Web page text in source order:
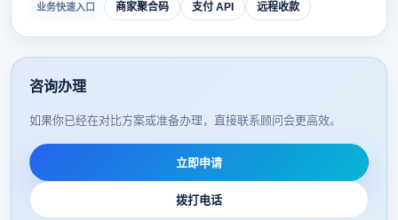
业务快速入口 商家聚合码 支付 API 远程收款
咨询办理
如果你已经在对比方案或准备办理，直接联系顾问会更高效。
立即申请
拨打电话